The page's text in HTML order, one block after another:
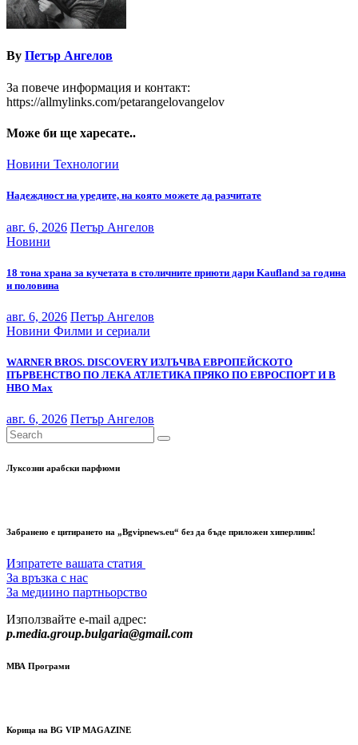
By Петър Ангелов
За повече информация и контакт:
https://allmylinks.com/petarangelovangelov
Може би ще харесате..
Новини Технологии
Надеждност на уредите, на която можете да разчитате
авг. 6, 2026 Петър Ангелов
Новини
18 тона храна за кучетата в столичните приюти дари Kaufland за година
и половина
авг. 6, 2026 Петър Ангелов
Новини Филми и сериали
WARNER BROS. DISCOVERY ИЗЛЪЧВА ЕВРОПЕЙСКОТО
ПЪРВЕНСТВО ПО ЛЕКА АТЛЕТИКА ПРЯКО ПО ЕВРОСПОРТ И В
НВО Мах
авг. 6, 2026 Петър Ангелов
Луксозни арабски парфюми
Забранено е цитирането на „Bgvipnews.eu“ без да бъде приложен хиперлинк!
Изпратете вашата статия
За връзка с нас
За медиино партньорство
Използвайте e-mail адрес:
p.media.group.bulgaria@gmail.com
МВА Програми
Корица на BG VIP MAGAZINE